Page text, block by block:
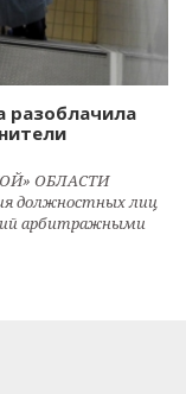
разоблачила
ОБЛАСТИ
должностных лиц
арбитражными